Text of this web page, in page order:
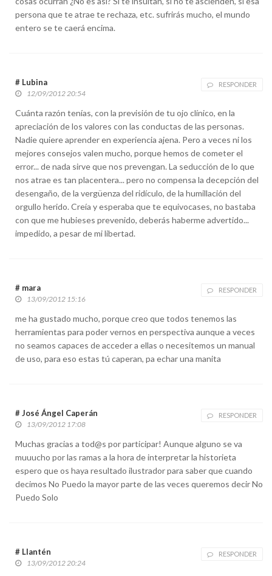
persona que te atrae te rechaza, etc. sufrirás mucho, el mundo
entero se te caerá encima.
# Lubina RESPONDER
12/09/2012 20:54
Cuánta razón tenías, con la previsión de tu ojo clínico, en la
apreciación de los valores con las conductas de las personas.
Nadie quiere aprender en experiencia ajena. Pero a veces ni los
mejores consejos valen mucho, porque hemos de cometer el
error... de nada sirve que nos prevengan. La seducción de lo que
nos atrae es tan placentera... pero no compensa la decepción del
desengaño, de la vergüenza del ridículo, de la humillación del
orgullo herido. Creía y esperaba que te equivocases, no bastaba
con que me hubieses prevenido, deberás haberme advertido...
impedido, a pesar de mi libertad.
# mara RESPONDER
13/09/2012 15:16
me ha gustado mucho, porque creo que todos tenemos las
herramientas para poder vernos en perspectiva aunque a veces
no seamos capaces de acceder a ellas o necesitemos un manual
de uso, para eso estas tú caperan, pa echar una manita
# José Ángel Caperán RESPONDER
13/09/2012 17:08
Muchas gracias a tod@s por participar! Aunque alguno se va
muuucho por las ramas a la hora de interpretar la historieta
espero que os haya resultado ilustrador para saber que cuando
decimos No Puedo la mayor parte de las veces queremos decir No
Puedo Solo
# Llantén RESPONDER
13/09/2012 20:24